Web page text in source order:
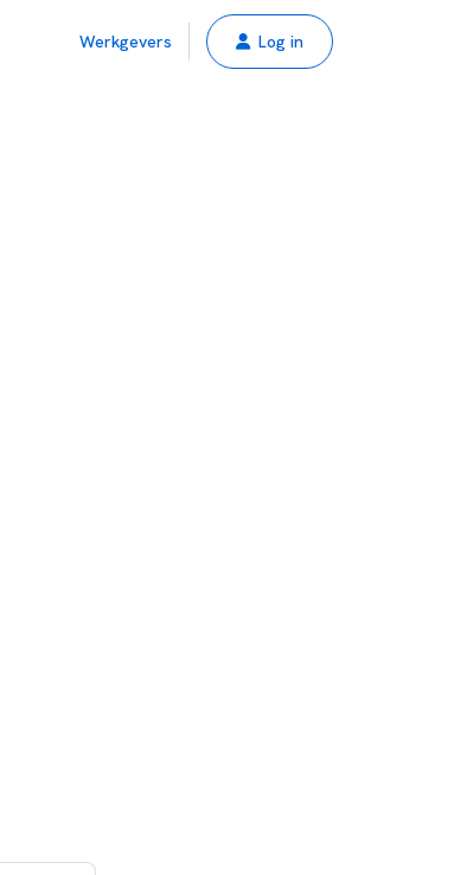
Werkgevers Log in